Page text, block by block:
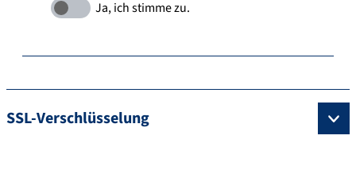
SSL-Verschlüsselung